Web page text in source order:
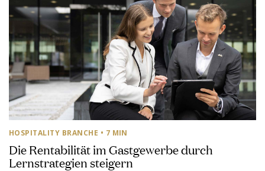
HOSPITALITY BRANCHE • 7 MIN
Die Rentabilität im Gastgewerbe durch
Lernstrategien steigern